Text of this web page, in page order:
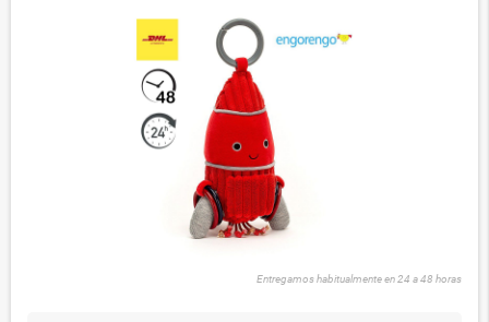
Entregamos habitualmente en 24 a 48 horas